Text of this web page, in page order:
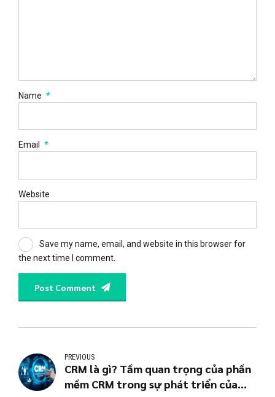
Name *
Email *
Website
Save my name, email, and website in this browser for
the next time I comment.
Post Comment
PREVIOUS
CRM là gì? Tầm quan trọng của phần
mềm CRM trong sự phát triển của